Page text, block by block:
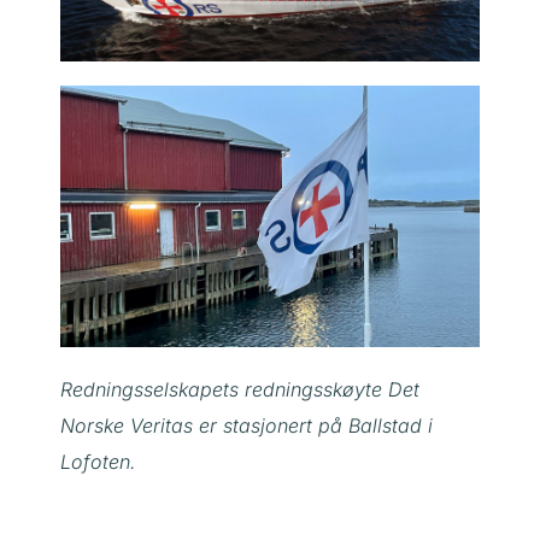
Redningsselskapets redningsskøyte Det
Norske Veritas er stasjonert på Ballstad i
Lofoten.